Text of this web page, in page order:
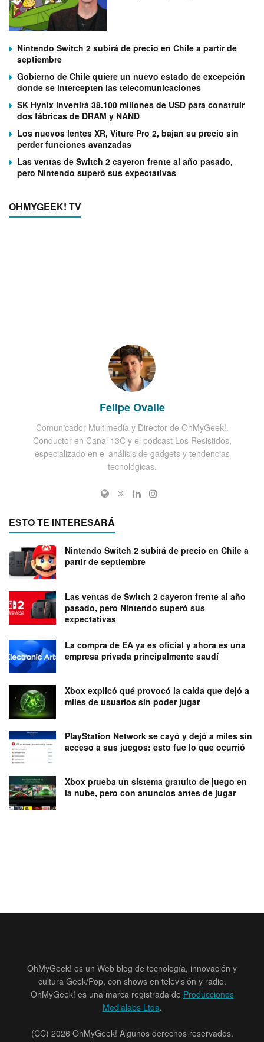
Nintendo Switch 2 subirá de precio en Chile a partir de
septiembre
Gobierno de Chile quiere un nuevo estado de excepción
donde se intercepten las telecomunicaciones
SK Hynix invertirá 38.100 millones de USD para construir
dos fábricas de DRAM y NAND
Los nuevos lentes XR, Viture Pro 2, bajan su precio sin
perder funciones avanzadas
Las ventas de Switch 2 cayeron frente al año pasado,
pero Nintendo superó sus expectativas
OHMYGEEK! TV
Felipe Ovalle
Comunicador Multimedia y Director de OhMyGeek!.
Conductor en Canal 13C y el podcast Los Resistidos,
especializado en el análisis de gadgets y tendencias
tecnológicas.
ESTO TE INTERESARÁ
Nintendo Switch 2 subirá de precio en Chile a
partir de septiembre
Las ventas de Switch 2 cayeron frente al año
pasado, pero Nintendo superó sus
expectativas
La compra de EA ya es oficial y ahora es una
empresa privada principalmente saudí
Xbox explicó qué provocó la caída que dejó a
miles de usuarios sin poder jugar
PlayStation Network se cayó y dejó a miles sin
acceso a sus juegos: esto fue lo que ocurrió
Xbox prueba un sistema gratuito de juego en
la nube, pero con anuncios antes de jugar
OhMyGeek! es un Web blog de tecnología, innovación y
cultura Geek/Pop, con shows en televisión y radio.
OhMyGeek! es una marca registrada de Producciones
Medialabs Ltda.
(CC) 2026 OhMyGeek! Algunos derechos reservados.